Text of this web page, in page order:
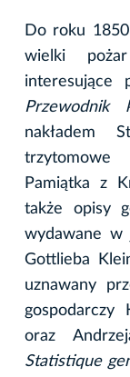
Do roku
wielki
interesujące
nakładem
Pamiątka z
także opisy
wydawane w
Gottlieba
uznawany
gospodarczy
oraz
Statistique